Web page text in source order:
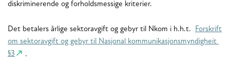
diskriminerende og forholdsmessige kriterier.
Det betalers årlige sektoravgift og gebyr til Nkom i h.h.t.
Forskrift
om sektoravgift og gebyr til Nasjonal kommunikasjonsmyndigheit
§3
.